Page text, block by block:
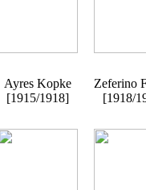
Ayres Kopke
[1915/1918]
Zeferino
[1918/